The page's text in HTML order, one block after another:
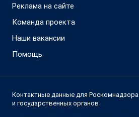
Реклама на сайте
Команда проекта
Наши вакансии
Помощь
Контактные данные для Роскомнадзора
и государственных органов